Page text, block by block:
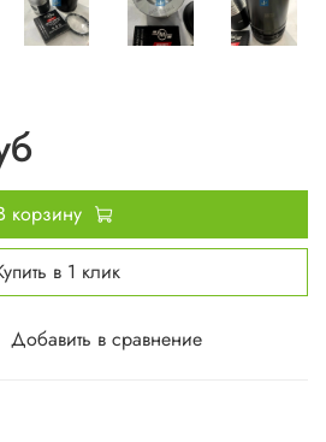
Добавить в сравнение
корзину
в 1 клик